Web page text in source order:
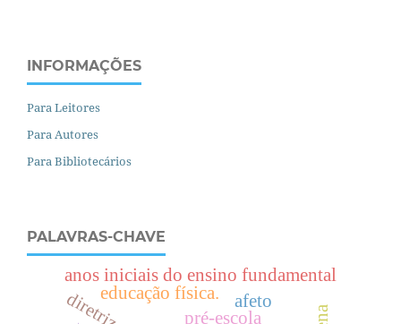
INFORMAÇÕES
Para Leitores
Para Autores
Para Bibliotecários
PALAVRAS-CHAVE
anos iniciais do ensino fundamental
educação física.
pré-escola
afeto